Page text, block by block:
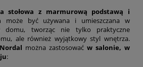
stołowa z marmurową podstawą i
może być używana i umieszczana w
domu, tworząc nie tylko praktyczne
ale również wyjątkowy styl wnętrza.
można zastosować w salonie, w
: